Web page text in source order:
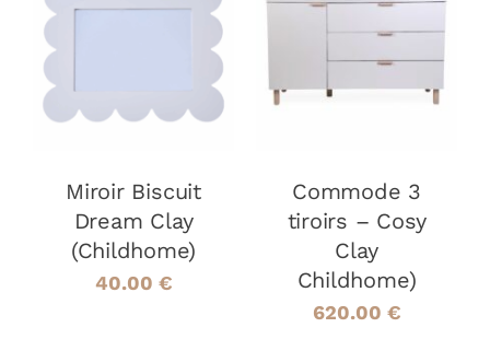
Miroir Biscuit
Dream Clay
(Childhome)
40.00 €
AJOUTER AU
Commode 3
tiroirs – Cosy
Clay
Childhome)
620.00 €